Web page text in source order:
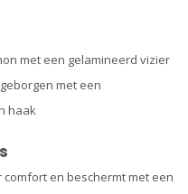
met een gelamineerd vizier
met een
haak
en beschermt met een